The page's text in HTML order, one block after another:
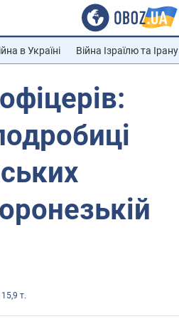
в Україні Війна Ізраїлю та Ірану
15,9 т.